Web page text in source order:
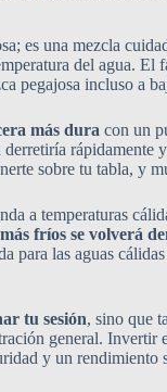
es una mezcla
del agua. El
pegajosa incluso a
más dura con un
sobre tu tabla, y
a temperaturas
fríos se volverá
para las aguas
tu sesión, sino que
general. Invertir
y un rendimiento